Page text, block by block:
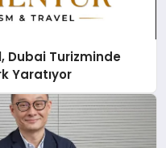
Dubai Turizminde
Yaratıyor